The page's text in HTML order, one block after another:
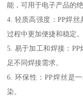
能，可用于电子产品的绝
4. 轻质高强度：PP焊
过程中更加便捷和稳定。
5. 易于加工和焊接：
足不同焊接需求。
6. 环保性：PP焊丝是
染。